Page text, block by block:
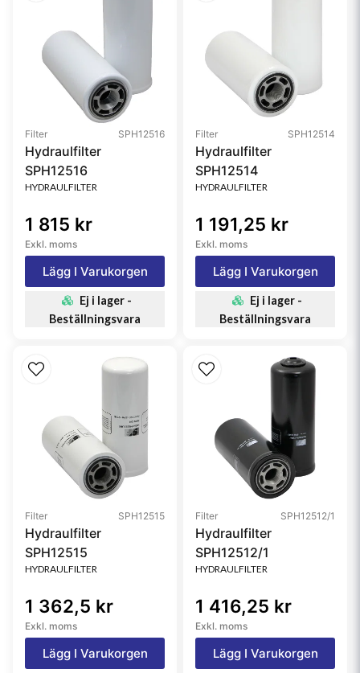
Filter SPH12516
Hydraulfilter
SPH12516
HYDRAULFILTER
1 815 kr
Exkl. moms
Lägg I Varukorgen
Ej i lager -
Beställningsvara
Filter SPH12514
Hydraulfilter
SPH12514
HYDRAULFILTER
1 191,25 kr
Exkl. moms
Lägg I Varukorgen
Ej i lager -
Beställningsvara
Filter SPH12515
Hydraulfilter
SPH12515
HYDRAULFILTER
1 362,5 kr
Exkl. moms
Lägg I Varukorgen
Filter SPH12512/1
Hydraulfilter
SPH12512/1
HYDRAULFILTER
1 416,25 kr
Exkl. moms
Lägg I Varukorgen